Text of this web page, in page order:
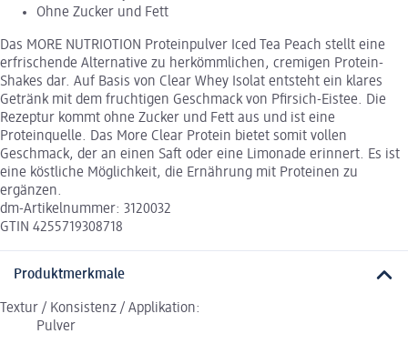
Ohne Zucker und Fett
Das MORE NUTRIOTION Proteinpulver Iced Tea Peach stellt eine
erfrischende Alternative zu herkömmlichen, cremigen Protein-
Shakes dar. Auf Basis von Clear Whey Isolat entsteht ein klares
Getränk mit dem fruchtigen Geschmack von Pfirsich-Eistee. Die
Rezeptur kommt ohne Zucker und Fett aus und ist eine
Proteinquelle. Das More Clear Protein bietet somit vollen
Geschmack, der an einen Saft oder eine Limonade erinnert. Es ist
eine köstliche Möglichkeit, die Ernährung mit Proteinen zu
ergänzen.
dm-Artikelnummer: 3120032
GTIN 4255719308718
Produktmerkmale
Textur / Konsistenz / Applikation:
Pulver